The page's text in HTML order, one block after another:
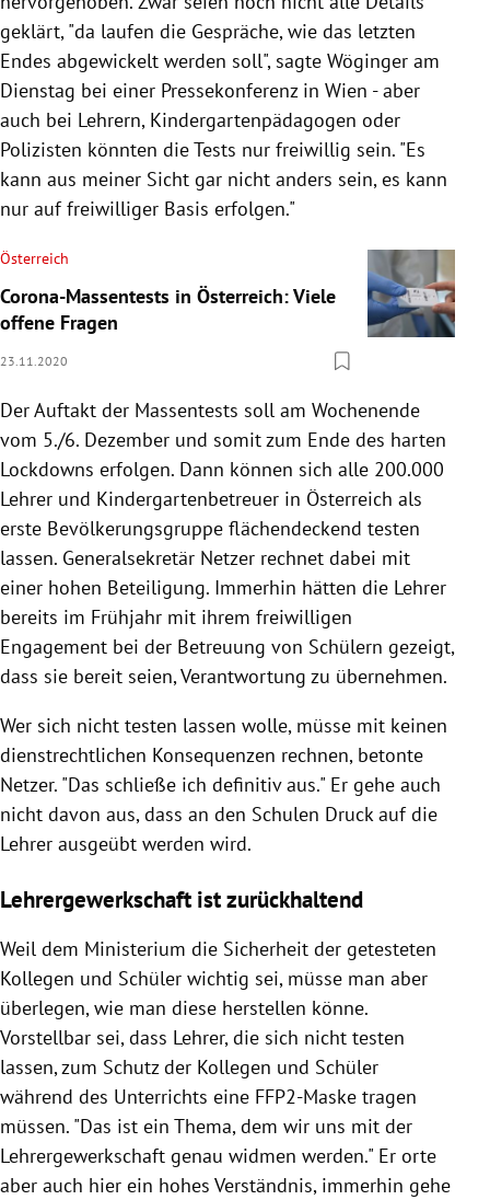
geklärt, "da laufen die Gespräche, wie das letzten
Endes abgewickelt werden soll", sagte Wöginger am
Dienstag bei einer Pressekonferenz in Wien - aber
auch bei Lehrern, Kindergartenpädagogen oder
Polizisten könnten die Tests nur freiwillig sein. "Es
kann aus meiner Sicht gar nicht anders sein, es kann
nur auf freiwilliger Basis erfolgen."
Österreich
Corona-Massentests in Österreich: Viele
offene Fragen
23.11.2020
Der Auftakt der Massentests soll am Wochenende
vom 5./6. Dezember und somit zum Ende des harten
Lockdowns erfolgen. Dann können sich alle 200.000
Lehrer und Kindergartenbetreuer in Österreich als
erste Bevölkerungsgruppe flächendeckend testen
lassen. Generalsekretär Netzer rechnet dabei mit
einer hohen Beteiligung. Immerhin hätten die Lehrer
bereits im Frühjahr mit ihrem freiwilligen
Engagement bei der Betreuung von Schülern gezeigt,
dass sie bereit seien, Verantwortung zu übernehmen.
Wer sich nicht testen lassen wolle, müsse mit keinen
dienstrechtlichen Konsequenzen rechnen, betonte
Netzer. "Das schließe ich definitiv aus." Er gehe auch
nicht davon aus, dass an den Schulen Druck auf die
Lehrer ausgeübt werden wird.
Lehrergewerkschaft ist zurückhaltend
Weil dem Ministerium die Sicherheit der getesteten
Kollegen und Schüler wichtig sei, müsse man aber
überlegen, wie man diese herstellen könne.
Vorstellbar sei, dass Lehrer, die sich nicht testen
lassen, zum Schutz der Kollegen und Schüler
während des Unterrichts eine FFP2-Maske tragen
müssen. "Das ist ein Thema, dem wir uns mit der
Lehrergewerkschaft genau widmen werden." Er orte
aber auch hier ein hohes Verständnis, immerhin gehe